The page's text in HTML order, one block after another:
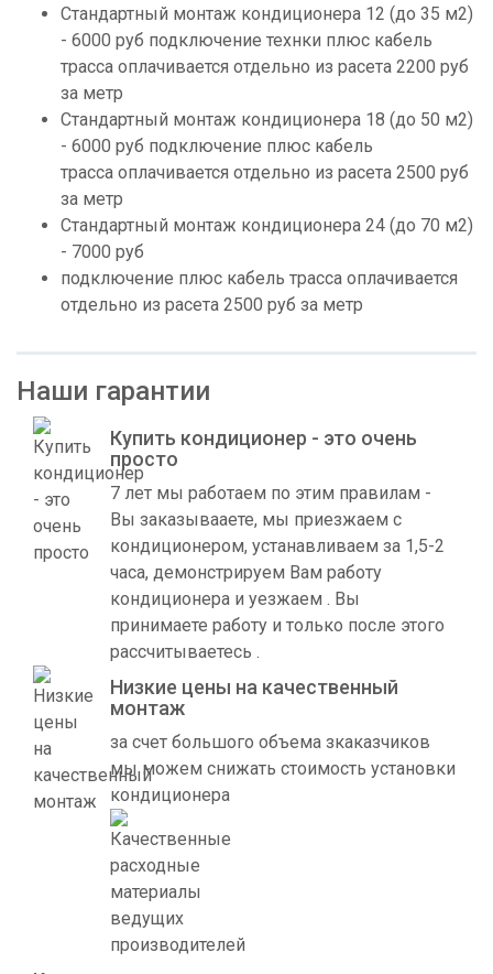
Стандартный монтаж кондиционера 12 (до 35 м2)
- 6000 руб подключение технки плюс кабель
трасса оплачивается отдельно из расета 2200 руб
за метр
Стандартный монтаж кондиционера 18 (до 50 м2)
- 6000 руб подключение плюс кабель
трасса оплачивается отдельно из расета 2500 руб
за метр
Стандартный монтаж кондиционера 24 (до 70 м2)
- 7000 руб
подключение плюс кабель трасса оплачивается
отдельно из расета 2500 руб за метр
Наши гарантии
Купить кондиционер - это очень
просто
7 лет мы работаем по этим правилам -
Вы заказывааете, мы приезжаем с
кондиционером, устанавливаем за 1,5-2
часа, демонстрируем Вам работу
кондиционера и уезжаем . Вы
принимаете работу и только после этого
рассчитываетесь .
Низкие цены на качественный
монтаж
за счет большого объема зкаказчиков
мы можем снижать стоимость установки
кондиционера